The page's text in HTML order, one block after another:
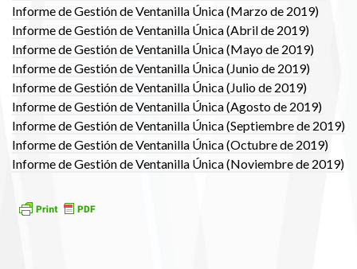
Informe de Gestión de Ventanilla Única (Marzo de 2019)
Informe de Gestión de Ventanilla Única (Abril de 2019)
Informe de Gestión de Ventanilla Única (Mayo de 2019)
Informe de Gestión de Ventanilla Única (Junio de 2019)
Informe de Gestión de Ventanilla Única (Julio de 2019)
Informe de Gestión de Ventanilla Única (Agosto de 2019)
Informe de Gestión de Ventanilla Única (Septiembre de 2019)
Informe de Gestión de Ventanilla Única (Octubre de 2019)
Informe de Gestión de Ventanilla Única (Noviembre de 2019)